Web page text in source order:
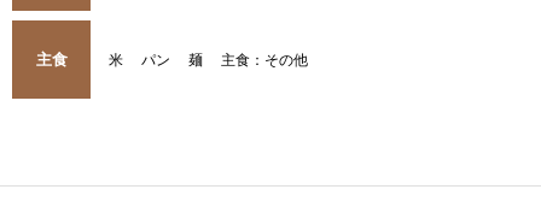
主食 米 パン 麺 主食：その他